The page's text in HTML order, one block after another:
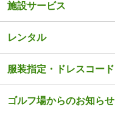
施設サービス
レンタル
服装指定・ドレスコード
ゴルフ場からのお知らせ